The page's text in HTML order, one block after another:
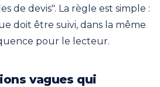
de devis". La règle est simple :
doit être suivi, dans la même
pour le lecteur.
vagues qui